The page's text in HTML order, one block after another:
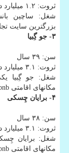
ثروت: ۱.۲ میلیارد دلار
شغل: ساچین
بزرگترین سایت
۳- جو گِبیا
سن: ۳۹ سال
ثروت: ۳.۱ میلیارد دلار
شغل: جو گِبیا
مکانهای اقامتی Airbnb است.
۴- برایان چِسکی
سن: ۳۸ سال
ثروت: ۳.۱ میلیارد دلار
شغل: برایان
مکانهای اقامتی Airbnb است.